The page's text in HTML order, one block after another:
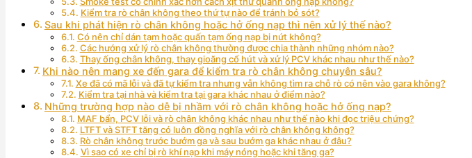
Kiểm tra rò chân không theo thứ tự nào để tránh bỏ sót?
Sau khi phát hiện rò chân không hoặc hở ống nạp thì nên xử lý thế nào?
Có nên chỉ dán tạm hoặc quấn tạm ống nạp bị nứt không?
Các hướng xử lý rò chân không thường được chia thành những nhóm nào?
Thay ống chân không, thay gioăng cổ hút và xử lý PCV khác nhau như thế nào?
Khi nào nên mang xe đến gara để kiểm tra rò chân không chuyên sâu?
Xe đã có mã lỗi và đã tự kiểm tra nhưng vẫn không tìm ra chỗ rò có nên vào gara không?
Kiểm tra tại nhà và kiểm tra tại gara khác nhau ở điểm nào?
Những trường hợp nào dễ bị nhầm với rò chân không hoặc hở ống nạp?
MAF bẩn, PCV lỗi và rò chân không khác nhau như thế nào khi đọc triệu chứng?
LTFT và STFT tăng có luôn đồng nghĩa với rò chân không không?
Rò chân không trước bướm ga và sau bướm ga khác nhau ở đâu?
Vì sao có xe chỉ bị rò khí nạp khi máy nóng hoặc khi tăng ga?